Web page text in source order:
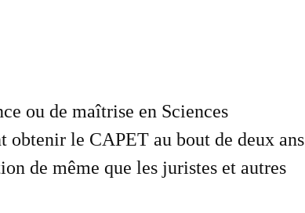
ou de maîtrise en Sciences
obtenir le CAPET au bout de deux ans
de même que les juristes et autres